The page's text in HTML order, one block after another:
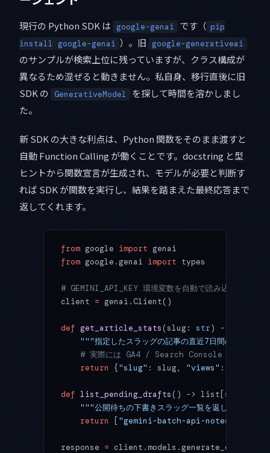
現行の Python SDK は google-genai です（ pip
install google-genai ）。旧 google-generativeai
のサンプルが検索上位に残っていますが、クラス構成が
異なるため混ぜると動きません。私自身、移行直後に旧
SDK の GenerativeModel
を探して時間を溶かしまし
た。
新 SDK の大きな利点は、Python 関数をそのまま渡すと
自動 Function Calling が働くことです。docstring と型
ヒントから関数宣言が生成され、モデルが必要と判断す
れば SDK が関数を実行し、結果を踏まえた最終応答まで
返してくれます。
from google import genai
from google.genai import types
# GEMINI_API_KEY 環境変数を自動で読み込みます
client = genai.Client()
def get_article_stats(slug: str) ->
"""指定したスラッグの記事の直近7日間の閲覧数と
# 実際には GA4 / Search Console のデータス
    return
{"slug" : slug, "views" :
def list_pending_drafts() -> list[str
    """公開待ちの下書きスラッグ一覧を返します。"""
    return
[ "gemini-batch-api-notes"
response = client.models.generate_content(